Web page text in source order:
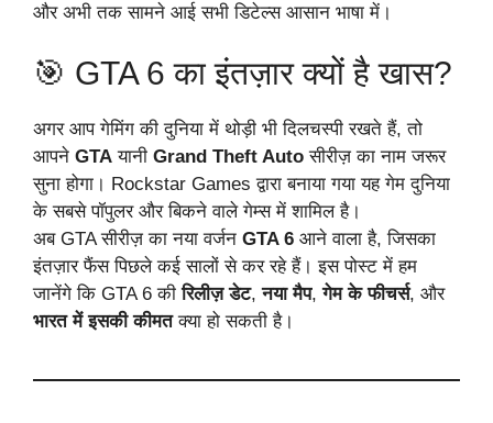
और अभी तक सामने आई सभी डिटेल्स आसान भाषा में।
🎯 GTA 6 का इंतज़ार क्यों है खास?
अगर आप गेमिंग की दुनिया में थोड़ी भी दिलचस्पी रखते हैं, तो
आपने GTA यानी Grand Theft Auto सीरीज़ का नाम जरूर
सुना होगा। Rockstar Games द्वारा बनाया गया यह गेम दुनिया
के सबसे पॉपुलर और बिकने वाले गेम्स में शामिल है।
अब GTA सीरीज़ का नया वर्जन GTA 6 आने वाला है, जिसका
इंतज़ार फैंस पिछले कई सालों से कर रहे हैं। इस पोस्ट में हम
जानेंगे कि GTA 6 कीरिलीज़ डेट,नया मैप,गेम के फीचर्स, और
भारत में इसकी कीमतक्या हो सकती है।